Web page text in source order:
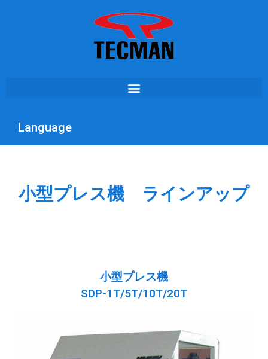
Language
小型プレス機 ラインアップ
小型プレス機
SDP-1T/5T/10T/20T